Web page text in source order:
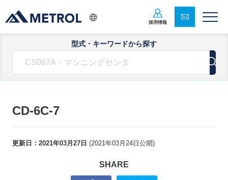
採用情報
型式・キーワードから探す
CD-6C-7
更新日： 2021年03月27日 (2021年03月24日 公開)
SHARE